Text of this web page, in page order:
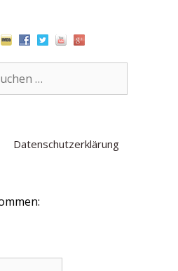
Datenschutzerklärung